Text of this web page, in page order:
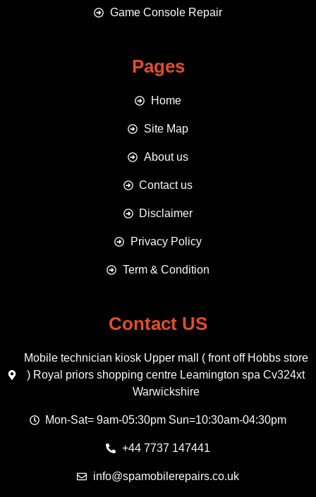
Game Console Repair
Pages
Home
Site Map
About us
Contact us
Disclaimer
Privacy Policy
Term & Condition
Contact US
Mobile technician kiosk Upper mall ( front off Hobbs store
) Royal priors shopping centre Leamington spa Cv324xt
Warwickshire
Mon-Sat= 9am-05:30pm Sun=10:30am-04:30pm
+44 7737 147441
info@spamobilerepairs.co.uk